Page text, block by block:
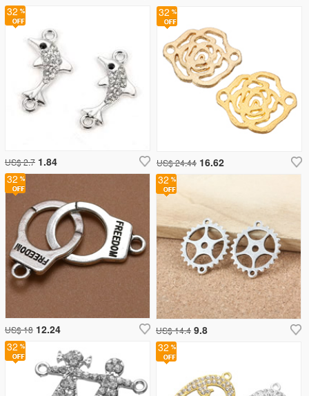
32
US$ 2.7 1.84
32
US$ 24.44 16.62
32
US$ 18 12.24
32
US$ 14.4 9.8
32
32